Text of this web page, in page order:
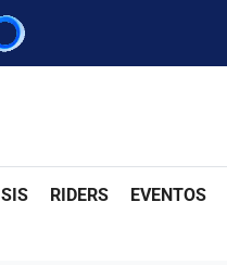
RIDERS EVENTOS